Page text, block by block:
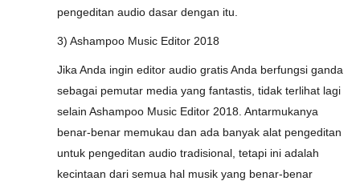
pengeditan audio dasar dengan itu.
3) Ashampoo Music Editor 2018
Jika Anda ingin editor audio gratis Anda berfungsi ganda
sebagai pemutar media yang fantastis, tidak terlihat lagi
selain Ashampoo Music Editor 2018. Antarmukanya
benar-benar memukau dan ada banyak alat pengeditan
untuk pengeditan audio tradisional, tetapi ini adalah
kecintaan dari semua hal musik yang benar-benar